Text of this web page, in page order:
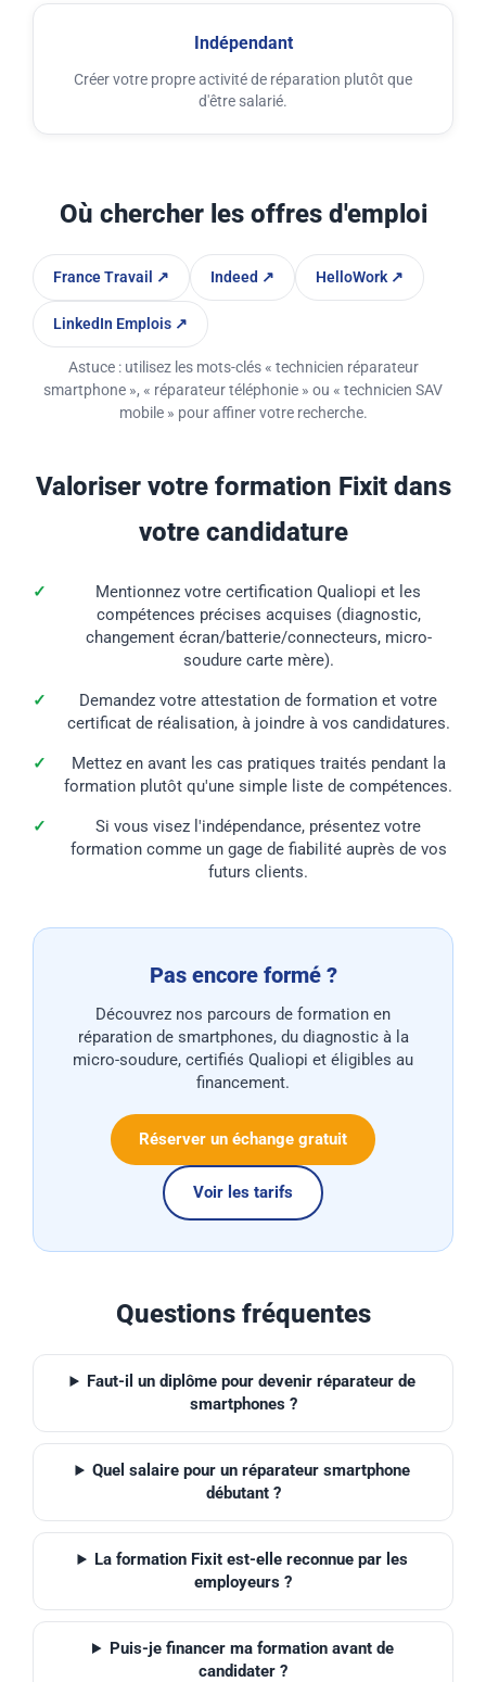
Indépendant
Créer votre propre activité de réparation plutôt que
d'être salarié.
Où chercher les offres d'emploi
France Travail ↗ Indeed ↗ HelloWork ↗
LinkedIn Emplois ↗
Astuce : utilisez les mots-clés « technicien réparateur
smartphone », « réparateur téléphonie » ou « technicien SAV
mobile » pour affiner votre recherche.
Valoriser votre formation Fixit dans
votre candidature
Mentionnez votre certification Qualiopi et les
compétences précises acquises (diagnostic,
changement écran/batterie/connecteurs, micro-
soudure carte mère).
Demandez votre attestation de formation et votre
certificat de réalisation, à joindre à vos candidatures.
Mettez en avant les cas pratiques traités pendant la
formation plutôt qu'une simple liste de compétences.
Si vous visez l'indépendance, présentez votre
formation comme un gage de fiabilité auprès de vos
futurs clients.
Pas encore formé ?
Découvrez nos parcours de formation en
réparation de smartphones, du diagnostic à la
micro-soudure, certifiés Qualiopi et éligibles au
financement.
Réserver un échange gratuit
Voir les tarifs
Questions fréquentes
Faut-il un diplôme pour devenir réparateur de
smartphones ?
Quel salaire pour un réparateur smartphone
débutant ?
La formation Fixit est-elle reconnue par les
employeurs ?
Puis-je financer ma formation avant de
candidater ?